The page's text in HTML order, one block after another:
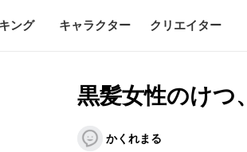
ング キャラクター クリエイター
黒髪女性のけつ、
かくれまる